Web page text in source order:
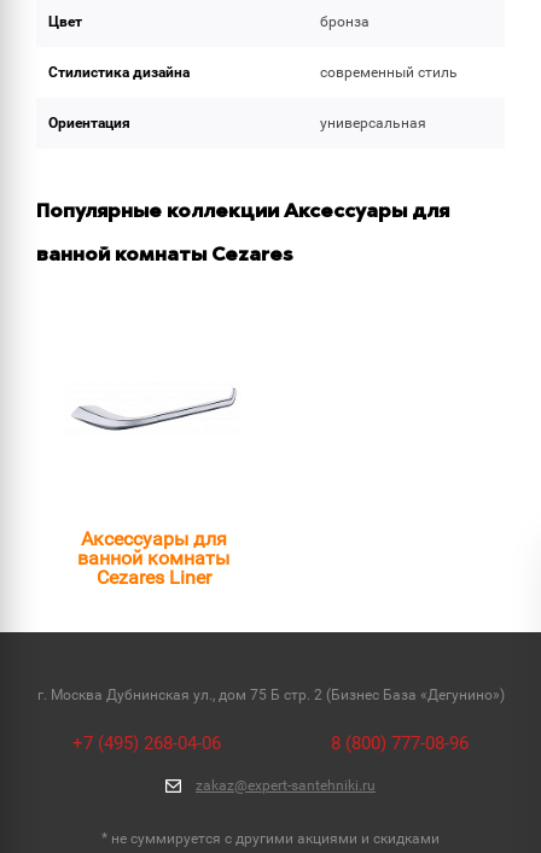
Цвет бронза
Стилистика дизайна современный стиль
Ориентация универсальная
Популярные коллекции Аксессуары для
ванной комнаты Cezares
Аксессуары для
ванной комнаты
Cezares Liner
г. Москва Дубнинская ул., дом 75 Б стр. 2 (Бизнес База «Дегунино»)
+7 (495) 268-04-06 8 (800) 777-08-96
zakaz@expert-santehniki.ru
* не суммируется с другими акциями и скидками